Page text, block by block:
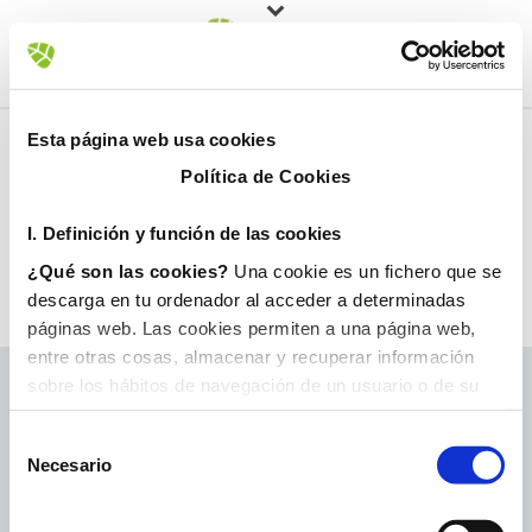
Esta página web usa cookies
Política de Cookies
I. Definición y función de las cookies
¿Qué son las cookies? Una cookie es un fichero que se
descarga en tu ordenador al acceder a determinadas
páginas web. Las cookies permiten a una página web,
entre otras cosas, almacenar y recuperar información
sobre los hábitos de navegación de un usuario o de su
equipo y, dependiendo de la información que contengan y
de la forma en que utilice su equipo, pueden utilizarse
para reconocer al usuario.
Necesario